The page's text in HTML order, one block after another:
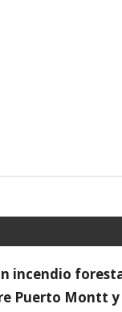
incendio
Puerto Montt y